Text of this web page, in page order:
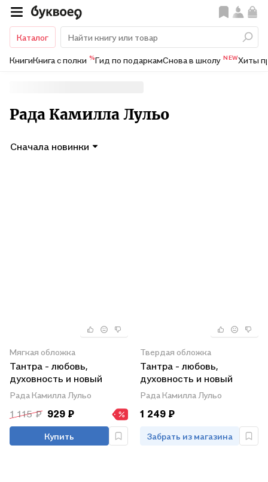
Каталог
КнигиКнига с полки %Гид по подаркамСнова в школу NEWХиты
Рада Камилла Лульо
Сначала новинки
Мягкая обложка
Тантра - любовь,
духовность и новый
чувственный опыт
Рада Камилла Лульо
1 115 ₽ 929 ₽
Купить
Твердая обложка
Тантра - любовь,
духовность и новый
чувственный опыт.
Рада Камилла Лульо
1 249 ₽
Забрать из магазина